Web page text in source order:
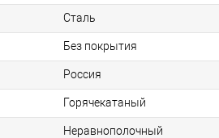
Сталь
Без покрытия
Россия
Горячекатаный
Неравнополочный